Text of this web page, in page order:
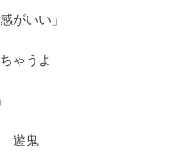
がいい」
ゃうよ
遊鬼